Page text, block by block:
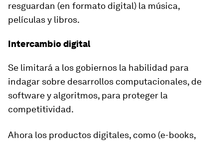
resguardan (en formato digital) la música,
películas y libros.
Intercambio digital
Se limitará a los gobiernos la habilidad para
indagar sobre desarrollos computacionales, de
software y algoritmos, para proteger la
competitividad.
Ahora los productos digitales, como (e-books,